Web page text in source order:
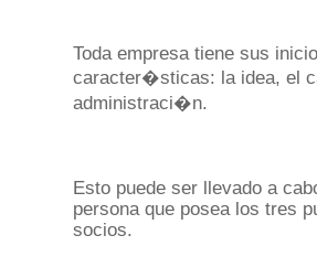
Toda empresa tiene sus
caracter�sticas: la idea, el
administraci�n.
Esto puede ser llevado a
persona que posea los tres
socios.